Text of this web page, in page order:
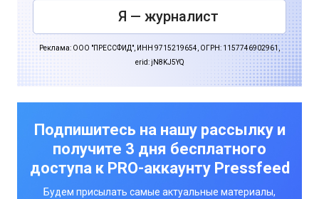
Я — журналист
Реклама: ООО "ПРЕССФИД", ИНН 9715219654, ОГРН: 1157746902961,
erid: jN8KJ5YQ
Подпишитесь на нашу рассылку и
получите 3 дня бесплатного
доступа к PRO-аккаунту Pressfeed
Будем присылать самые актуальные материалы,